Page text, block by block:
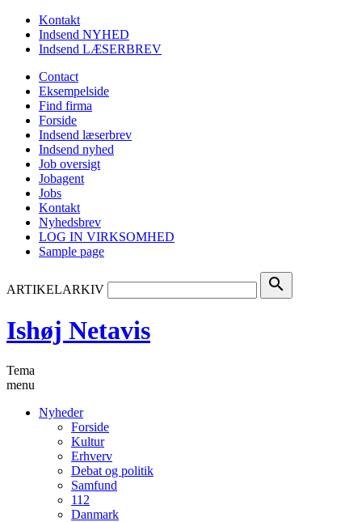
Kontakt
Indsend NYHED
Indsend LÆSERBREV
Contact
Eksempelside
Find firma
Forside
Indsend læserbrev
Indsend nyhed
Job oversigt
Jobagent
Jobs
Kontakt
Nyhedsbrev
LOG IN VIRKSOMHED
Sample page
ARTIKELARKIV search
Ishøj Netavis
Tema
menu
Nyheder
Forside
Kultur
Erhverv
Debat og politik
Samfund
112
Danmark